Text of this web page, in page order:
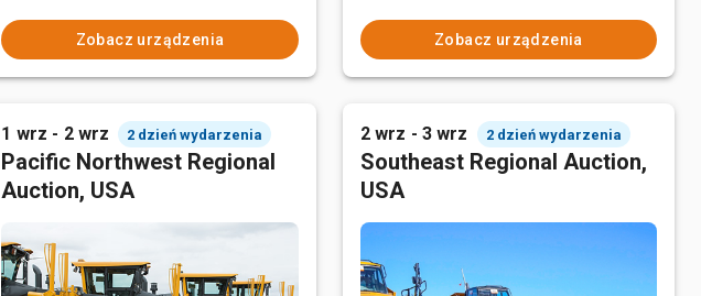
Zobacz urządzenia Zobacz urządzenia
1 wrz - 2 wrz 2 dzień wydarzenia
Pacific Northwest Regional
Auction, USA
2 wrz - 3 wrz 2 dzień wydarzenia
Southeast Regional Auction,
USA